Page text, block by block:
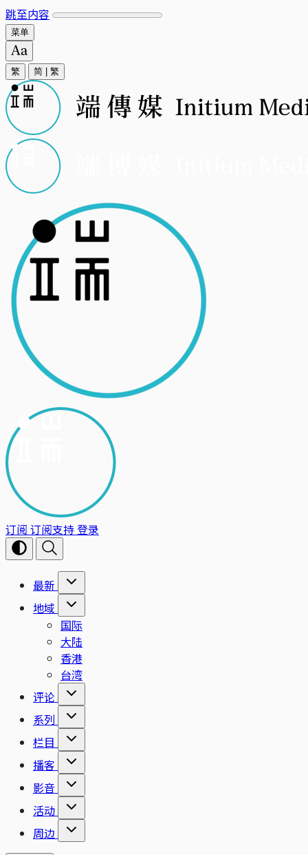
跳至内容
菜单
繁 简 繁
订阅 订阅支持登录
最新
地域
国际
大陆
香港
台湾
评论
系列
栏目
播客
影音
活动
周边